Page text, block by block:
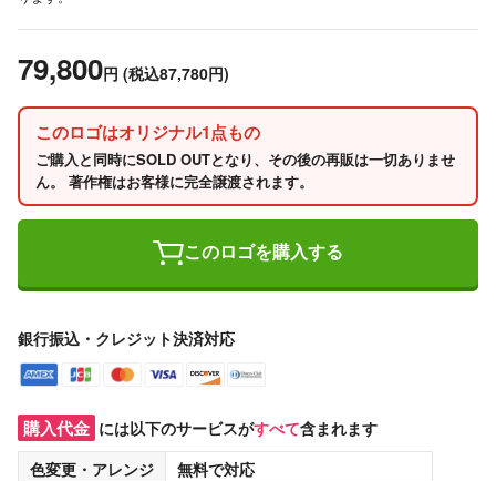
79,800円 (税込87,780円)
このロゴはオリジナル1点もの
ご購入と同時にSOLD OUTとなり、その後の再販は一切ありませ
ん。 著作権はお客様に完全譲渡されます。
このロゴを購入する
銀行振込・クレジット決済対応
購入代金 には以下のサービスがすべて含まれます
色変更・アレンジ
無料で対応